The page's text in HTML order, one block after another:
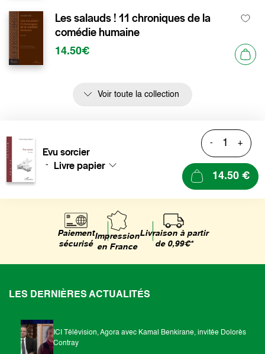
Les salauds ! 11 chroniques de la
comédie humaine
14.50€
Voir toute la collection
Evu sorcier
- Livre papier
- +
14.50 €
Paiement
sécurisé
Impression
en France
Livraison à partir
de 0,99€*
LES DERNIÈRES ACTUALITÉS
ICI Télévision, Agora avec Kamal Benkirane, invitée Dolorès
Contray